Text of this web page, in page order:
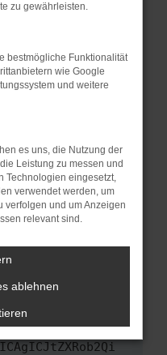
und dein
neuesten Stand
nur ein
auch dazu
nicht mehr
Schritte versucht
beheben. Du kannst
zu gewährleisten.
bestmögliche Funktionalität
wie Google
und weitere
es uns, die Nutzung der
Leistung zu messen und
Technologien eingesetzt,
verwendet werden, um
verfolgen und um Anzeigen
relevant sind.
ablehnen